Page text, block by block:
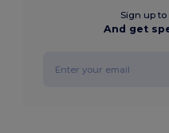
Sign up
And get